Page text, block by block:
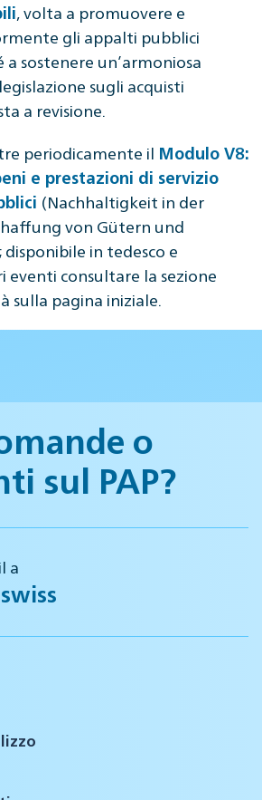
, volta a promuovere e
gli appalti pubblici
sostenere un’armoniosa
sugli acquisti
a revisione.
periodicamente il Modulo V8:
e prestazioni di servizio
(Nachhaltigkeit in der
von Gütern und
in tedesco e
eventi consultare la sezione
sulla pagina iniziale.
o
sul PAP?
a